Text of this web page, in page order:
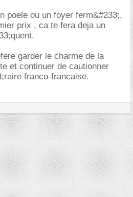
poele ou un foyer ferm&#233;,
prix , ca te fera deja un
garder le charme de la
et continuer de cautionner
franco-francaise.